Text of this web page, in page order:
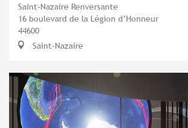
Saint-Nazaire Renversante
16 boulevard de la Légion d’Honneur
44600
Saint-Nazaire